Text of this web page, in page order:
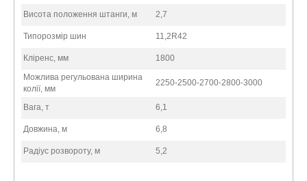
Висота положення штанги, м 2,7
Типорозмір шин 11,2R42
Кліренс, мм
1800
Можлива регульована ширина
колії, мм
2250-2500-2700-2800-3000
Вага, т 6,1
Довжина, м 6,8
Радіус розвороту, м 5,2